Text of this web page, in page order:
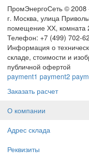
ПромЭнергоСеть ©
г. Москва, улица
помещение ХХ, комната
Телефон: +7 (499) 702-
Информация о
складе, стоимости и
публичной офертой
payment1 payment2
Заказать расчет
О компании
Адрес склада
Реквизиты